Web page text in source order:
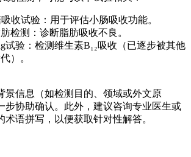
收试验：用于评估小肠吸收功能。
检测：诊断脂肪吸收不良。
试验：检测维生素B₁₂吸收（已逐步被其他
）。
景信息（如检测目的、领域或外文原
步协助确认。此外，建议咨询专业医生或
术语拼写，以便获取针对性解答。